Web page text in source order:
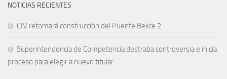
NOTICIAS RECIENTES
CIV retomará construcción del Puente Belice 2
Superintendencia de Competencia destraba controversia e inicia
proceso para elegir a nuevo titular